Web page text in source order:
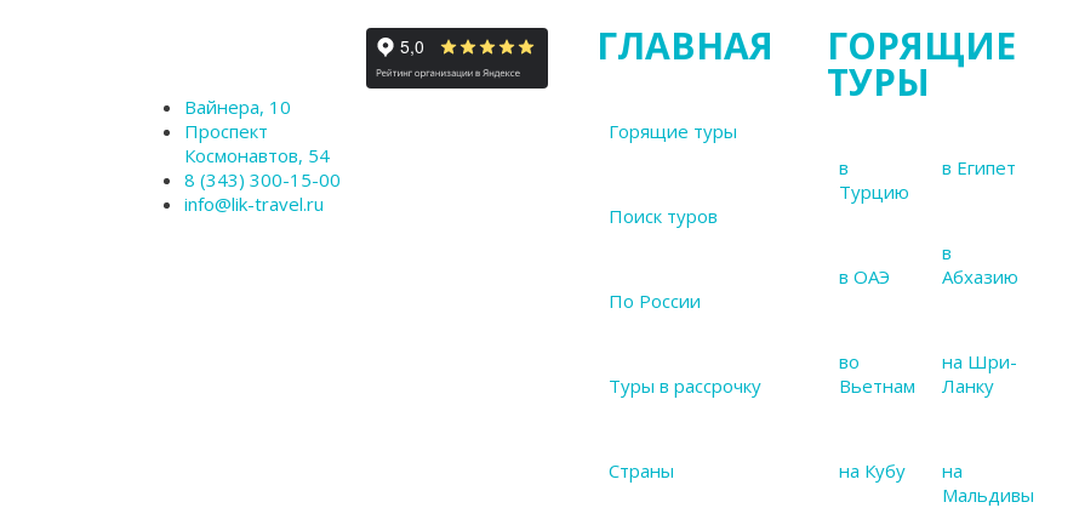
Вайнера, 10
Проспект
Космонавтов, 54
8 (343) 300-15-00
info@lik-travel.ru
ГЛАВНАЯ
Горящие туры
Поиск туров
По России
Туры в рассрочку
Страны
ГОРЯЩИЕ
ТУРЫ
в
Турцию
в ОАЭ
во
Вьетнам
на Кубу
в Египет
в
Абхазию
на Шри-
Ланку
на
Мальдивы